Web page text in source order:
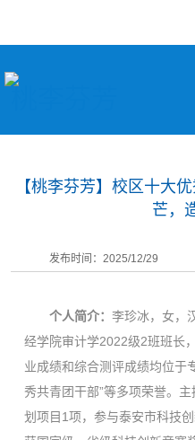
【桃李芬芳】校区十大
芒，
发布时间：2025/12/29
个人简介： 李珍冰，女，
经学院审计学2022级2班班长
业成绩和综合测评成绩均位于
秀共青团干部”等多项荣誉。
划项目1项，参与泰安市科技